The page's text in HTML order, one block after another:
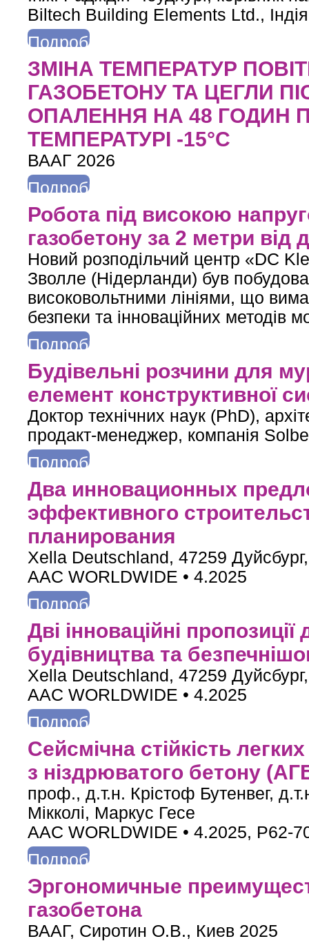
Biltech Building Elements Ltd., Індія
Подробнее
ЗМІНА ТЕМПЕРАТУР
ГАЗОБЕТОНУ ТА ЦЕГЛИ
ОПАЛЕННЯ НА 48 ГОДИН
ТЕМПЕРАТУРІ -15°С
ВААГ 2026
Подробнее
Робота під високою
газобетону за 2 метри від
Новий розподільчий центр «DC
Зволле (Нідерланди) був
високовольтними лініями, що
безпеки та інноваційних методів
Подробнее
Будівельні розчини для
елемент конструктивної
Доктор технічних наук (PhD),
продакт-менеджер, компанія
Подробнее
Два инновационных
эффективного
планирования
Xella Deutschland, 47259
AAC WORLDWIDE • 4.2025
Подробнее
Дві інноваційні
будівництва та
Xella Deutschland, 47259
AAC WORLDWIDE • 4.2025
Подробнее
Сейсмічна стійкість
з ніздрюватого бетону
проф., д.т.н. Крістоф Бутенвег,
Мікколі, Маркус Гесе
AAC WORLDWIDE • 4.2025, P62-
Подробнее
Эргономичные
газобетона
ВААГ, Сиротин О.В., Киев 2025